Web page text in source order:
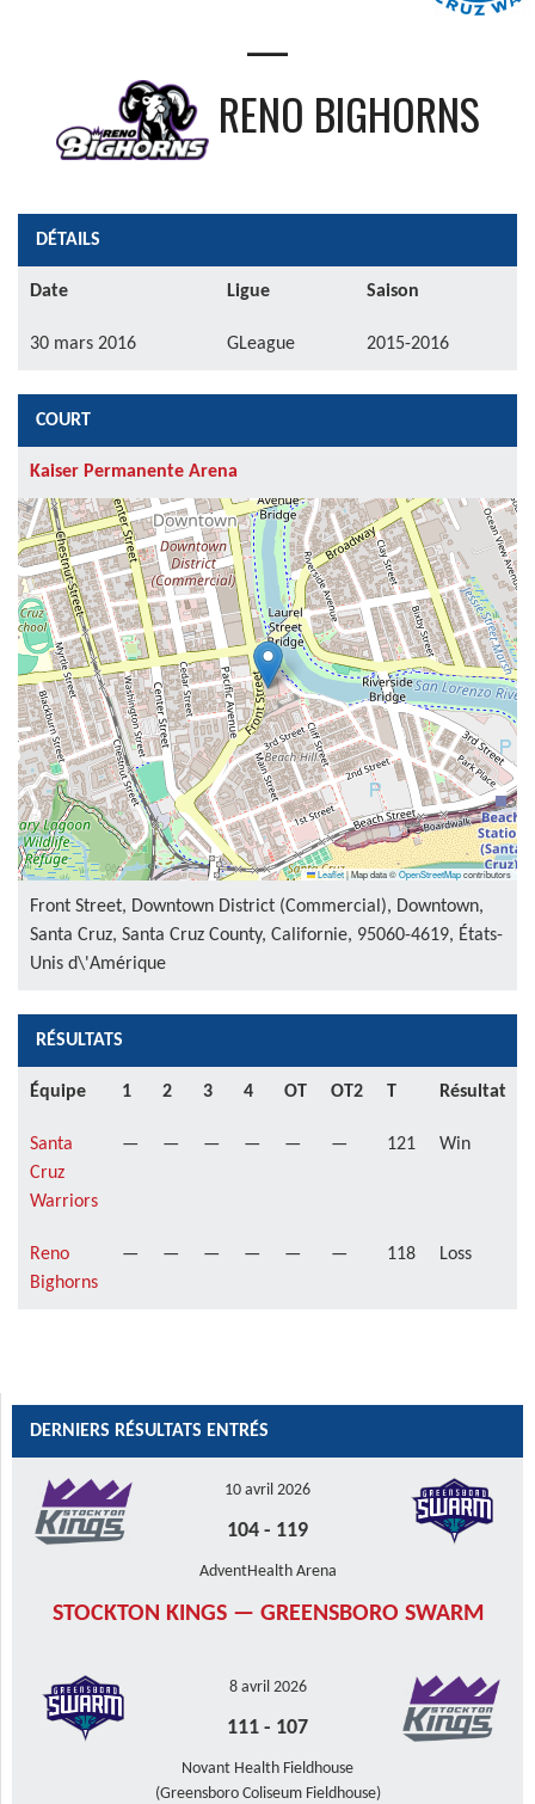
—
RENO BIGHORNS
DÉTAILS
Date Ligue Saison
30 mars 2016 GLeague 2015-2016
COURT
Kaiser Permanente Arena
Leaflet|Map data ©OpenStreetMapcontributors
Front Street, Downtown District (Commercial), Downtown,
Santa Cruz, Santa Cruz County, Californie, 95060-4619, États-
Unis d\'Amérique
RÉSULTATS
Équipe 1 2 3 4 OT OT2 T Résultat
Santa
Cruz
Warriors
— — — — — — 121 Win
Reno
Bighorns
— — — — — — 118 Loss
DERNIERS RÉSULTATS ENTRÉS
10 avril 2026
104 - 119
AdventHealth Arena
STOCKTON KINGS — GREENSBORO SWARM
8 avril 2026
111 - 107
Novant Health Fieldhouse
(Greensboro Coliseum Fieldhouse)